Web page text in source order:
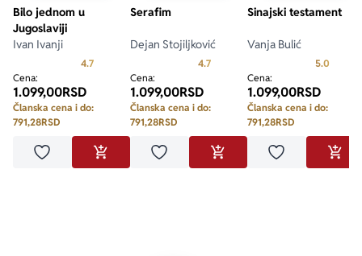
Bilo jednom u
Jugoslaviji
Ivan Ivanji
4.7Prosecna ocena je 4.7 od 5
Cena:
1.099,00RSD
Članska cena i do:
791,28RSD
Dodaj u omiljeneDODAJ U KORPU
Serafim
Dejan Stojiljković
4.7Prosecna ocena je 4.7 od 5
Cena:
1.099,00RSD
Članska cena i do:
791,28RSD
Dodaj u omiljeneDODAJ U KORPU
Sinajski testament
Vanja Bulić
5.0
Cena:
1.099,00RSD
Članska cena i do:
791,28RSD
Dodaj u